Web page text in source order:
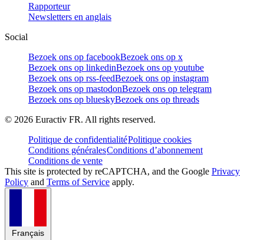
Rapporteur
Newsletters en anglais
Social
Bezoek ons op facebookBezoek ons op x
Bezoek ons op linkedinBezoek ons op youtube
Bezoek ons op rss-feedBezoek ons op instagram
Bezoek ons op mastodonBezoek ons op telegram
Bezoek ons op blueskyBezoek ons op threads
© 2026 Euractiv FR. All rights reserved.
Politique de confidentialitéPolitique cookies
Conditions généralesConditions d’abonnement
Conditions de vente
This site is protected by reCAPTCHA, and the Google Privacy
Policy and Terms of Service apply.
Français